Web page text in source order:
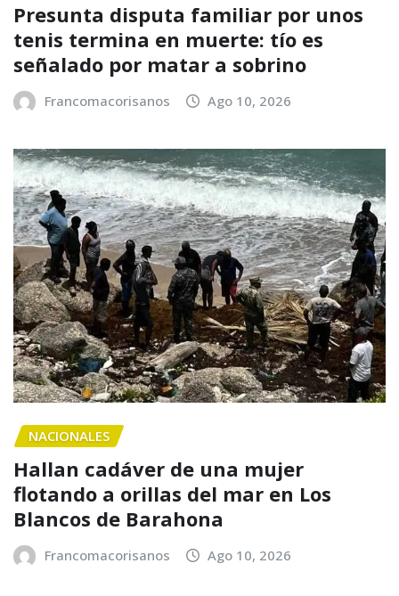
Presunta disputa familiar por unos
tenis termina en muerte: tío es
señalado por matar a sobrino
Francomacorisanos Ago 10, 2026
NACIONALES
Hallan cadáver de una mujer
flotando a orillas del mar en Los
Blancos de Barahona
Francomacorisanos Ago 10, 2026